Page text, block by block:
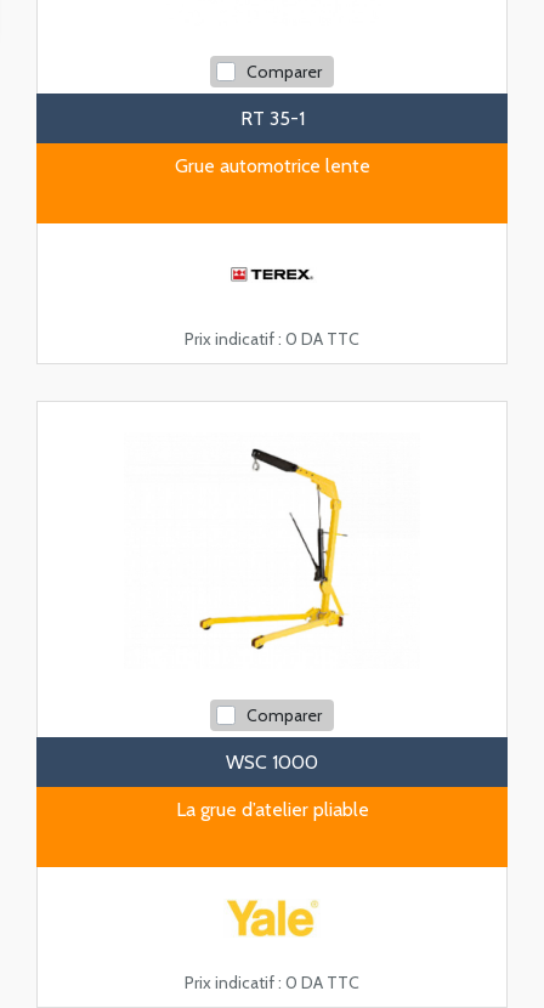
Comparer
RT 35-1
Grue automotrice lente
Prix indicatif : 0 DA TTC
Comparer
WSC 1000
La grue d’atelier pliable
Prix indicatif : 0 DA TTC